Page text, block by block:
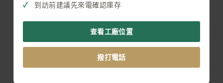
到訪前建議先來電確認庫存
查看工廠位置
撥打電話